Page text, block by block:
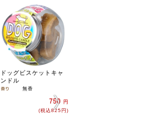
ドッグビスケットキャ
ンドル
無香
750
円
(税込825円)